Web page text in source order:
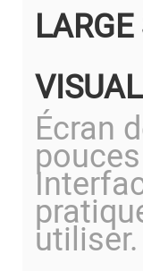
Écran
utiliser.